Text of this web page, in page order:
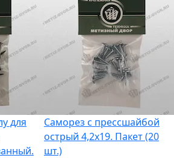
для
Саморез с прессшайбой
острый 4,2x19. Пакет (20
шт.)